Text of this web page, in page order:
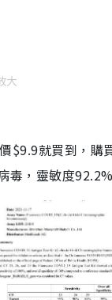
大
就買到，購
，靈敏度